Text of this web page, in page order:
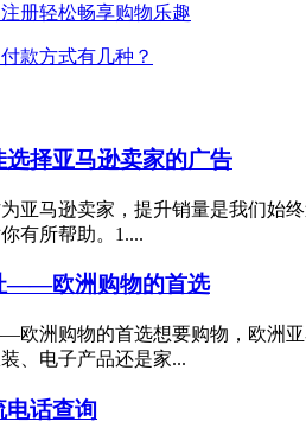
册轻松畅享购物乐趣
款方式有几种？
择亚马逊卖家的广告
亚马逊卖家，提升销量是我们始
有所帮助。1....
——欧洲购物的首选
洲购物的首选想要购物，欧洲
、电子产品还是家...
电话查询